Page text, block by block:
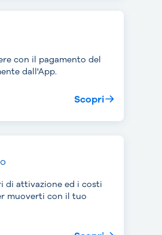
con il pagamento del
dall'App.
Scopri
di attivazione ed i costi
muoverti con il tuo